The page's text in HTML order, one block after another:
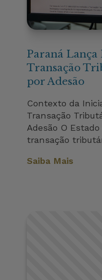
Paraná Lança
Transação
por Adesão
Contexto da
Transação
Adesão O
transação
Saiba Mais